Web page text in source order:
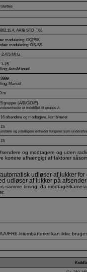
ARIB STD-T66
modulering: OQPSK
modulering: DS-SS
MHz
1-15
Auto/Manuel
Manuel
m
grupper (A/B/C/D/E)
er indstillet til gruppe A
afsendere og modtagere, kombineret
og yderligere enheder fungerer som
og modtagere og uden
kortere afhængigt af faktorer
udløser af lukker
udløser af lukker på
samme timing, da
FR6-litiumbatterier kan ikke